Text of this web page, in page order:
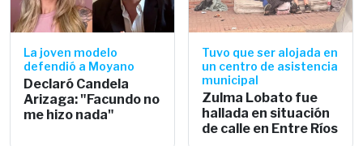
La joven modelo
defendió a Moyano
Declaró Candela
Arizaga: "Facundo no
me hizo nada"
Tuvo que ser alojada en
un centro de asistencia
municipal
Zulma Lobato fue
hallada en situación
de calle en Entre Ríos